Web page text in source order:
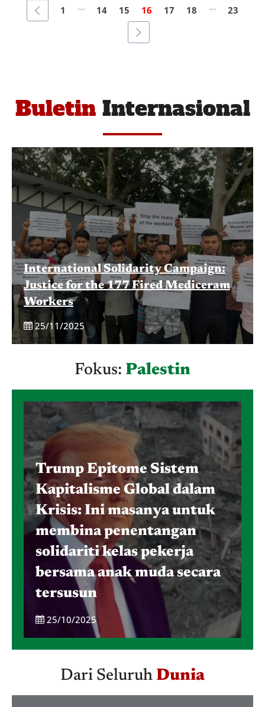
1 ... 14 15 16 17 18 ... 23
Buletin Internasional
International Solidarity Campaign:
Justice for the 177 Fired Mediceram
Workers
25/11/2025
Fokus: Palestin
Trump Epitome Sistem
Kapitalisme Global dalam
Krisis: Ini masanya untuk
membina penentangan
solidariti kelas pekerja
bersama anak muda secara
tersusun
25/10/2025
Dari Seluruh Dunia